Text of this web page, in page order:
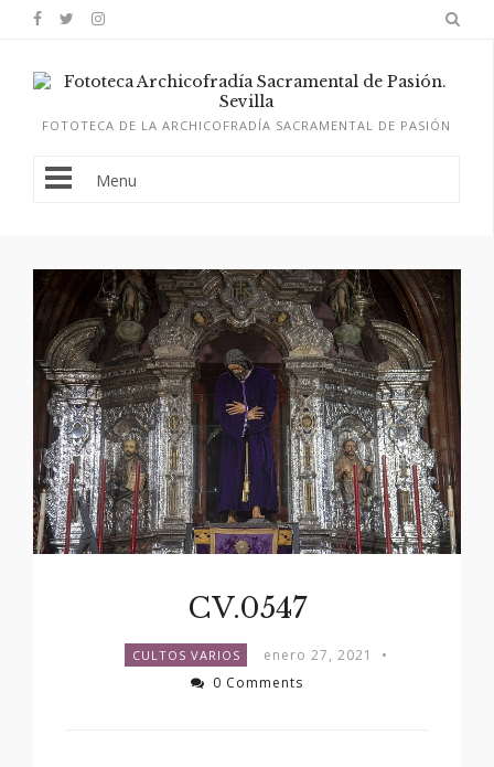
FOTOTECA DE LA ARCHICOFRADÍA SACRAMENTAL DE PASIÓN
Menu
CV.0547
CULTOS VARIOS enero 27, 2021
•
0 Comments